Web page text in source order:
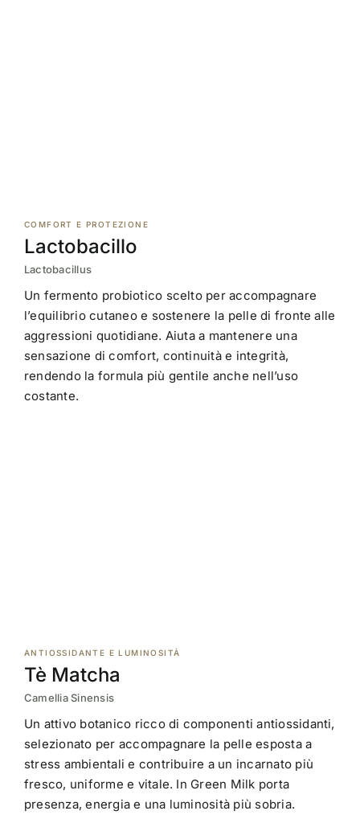
COMFORT E PROTEZIONE
Lactobacillo
Lactobacillus
Un fermento probiotico scelto per accompagnare
l’equilibrio cutaneo e sostenere la pelle di fronte alle
aggressioni quotidiane. Aiuta a mantenere una
sensazione di comfort, continuità e integrità,
rendendo la formula più gentile anche nell’uso
costante.
ANTIOSSIDANTE E LUMINOSITÀ
Tè Matcha
Camellia Sinensis
Un attivo botanico ricco di componenti antiossidanti,
selezionato per accompagnare la pelle esposta a
stress ambientali e contribuire a un incarnato più
fresco, uniforme e vitale. In Green Milk porta
presenza, energia e una luminosità più sobria.